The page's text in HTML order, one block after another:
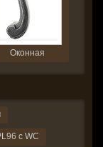
Оконная
с WC